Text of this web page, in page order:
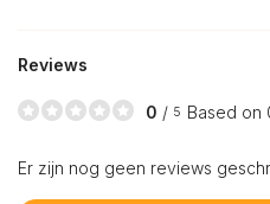
Reviews
0 / 5 Based on
Er zijn nog geen reviews